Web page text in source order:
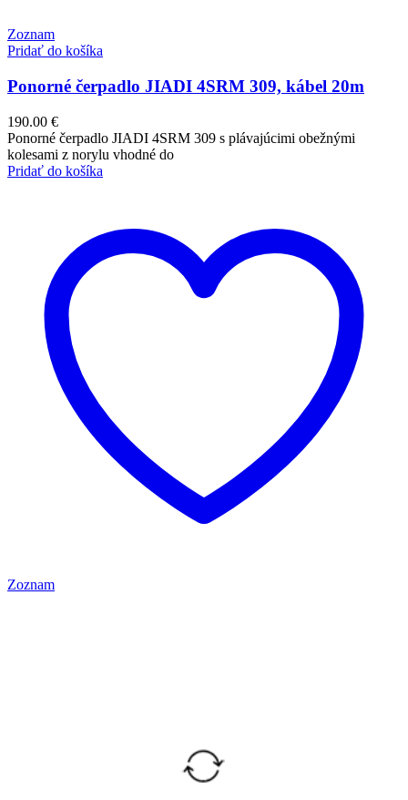
Zoznam
Pridať do košíka
Ponorné čerpadlo JIADI 4SRM 309, kábel 20m
190.00 €
Ponorné čerpadlo JIADI 4SRM 309 s plávajúcimi obežnými
kolesami z norylu vhodné do
Pridať do košíka
Zoznam